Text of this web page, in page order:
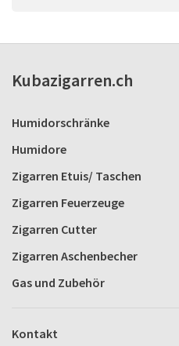
Kubazigarren.ch
Humidorschränke
Humidore
Zigarren Etuis/ Taschen
Zigarren Feuerzeuge
Zigarren Cutter
Zigarren Aschenbecher
Gas und Zubehör
Kontakt